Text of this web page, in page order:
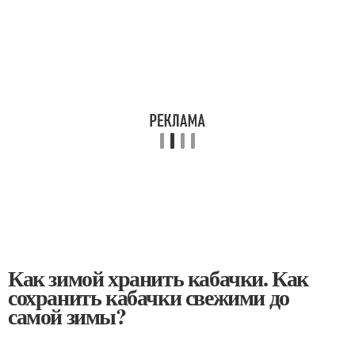
Как зимой хранить кабачки. Как
сохранить кабачки свежими до
самой зимы?